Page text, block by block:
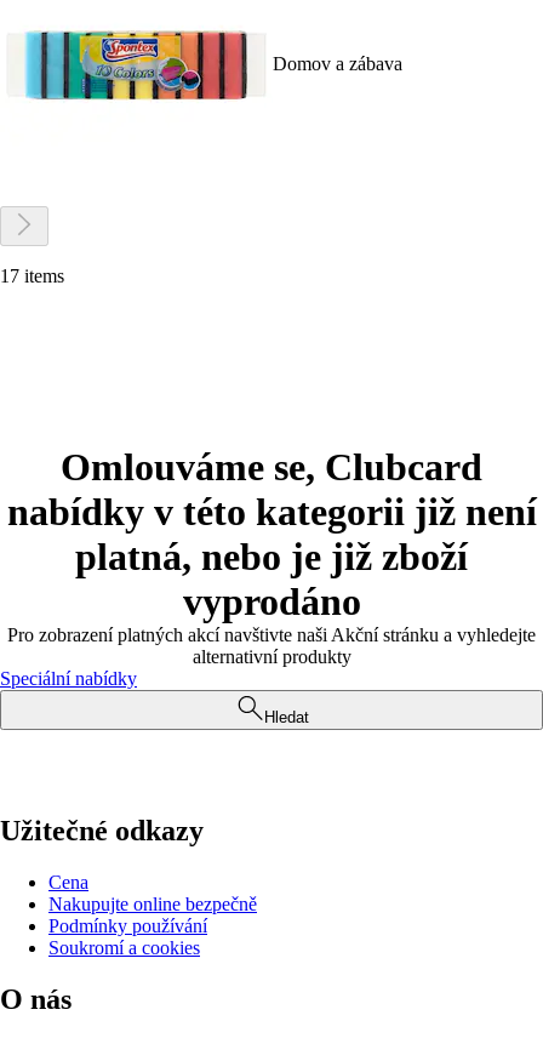
Domov a zábava
17 items
Omlouváme se, Clubcard
nabídky v této kategorii již není
platná, nebo je již zboží
vyprodáno
Pro zobrazení platných akcí navštivte naši Akční stránku a vyhledejte
alternativní produkty
Speciální nabídky
Hledat
Užitečné odkazy
Cena
Nakupujte online bezpečně
Podmínky používání
Soukromí a cookies
O nás